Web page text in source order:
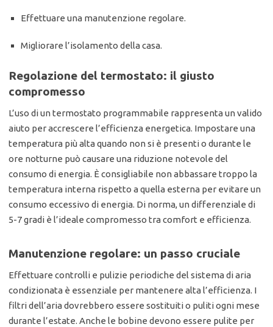
Effettuare una manutenzione regolare.
Migliorare l’isolamento della casa.
Regolazione del termostato: il giusto
compromesso
L’uso di un termostato programmabile rappresenta un valido
aiuto per accrescere l’efficienza energetica. Impostare una
temperatura più alta quando non si è presenti o durante le
ore notturne può causare una riduzione notevole del
consumo di energia. È consigliabile non abbassare troppo la
temperatura interna rispetto a quella esterna per evitare un
consumo eccessivo di energia. Di norma, un differenziale di
5-7 gradi è l’ideale compromesso tra comfort e efficienza.
Manutenzione regolare: un passo cruciale
Effettuare controlli e pulizie periodiche del sistema di aria
condizionata è essenziale per mantenere alta l’efficienza. I
filtri dell’aria dovrebbero essere sostituiti o puliti ogni mese
durante l’estate. Anche le bobine devono essere pulite per